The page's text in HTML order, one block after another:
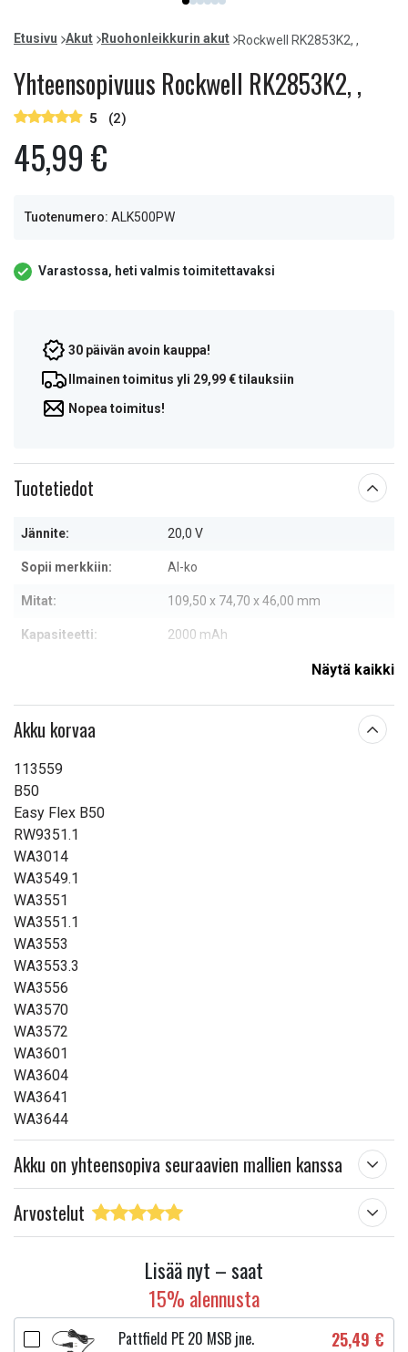
item
0
item
1
item
2
item
3
item
4
item
5
of
Etusivu Akut Ruohonleikkurin akut Rockwell RK2853K2, ,
Yhteensopivuus Rockwell RK2853K2, ,
5 (2)
45,99 €
Tuotenumero: ALK500PW
Varastossa, heti valmis toimitettavaksi
30 päivän avoin kauppa!
Ilmainen toimitus yli 29,99 € tilauksiin
Nopea toimitus!
Tuotetiedot
Jännite: 20,0 V
Sopii merkkiin: Al-ko
Mitat: 109,50 x 74,70 x 46,00 mm
Kapasiteetti: 2000 mAh
Näytä kaikki
Akku korvaa
113559
B50
Easy Flex B50
RW9351.1
WA3014
WA3549.1
WA3551
WA3551.1
WA3553
WA3553.3
WA3556
WA3570
WA3572
WA3601
WA3604
WA3641
WA3644
Akku on yhteensopiva seuraavien mallien kanssa
Arvostelut
Lisää nyt – saat
15% alennusta
Pattfield PE 20 MSB jne. 25,49 €